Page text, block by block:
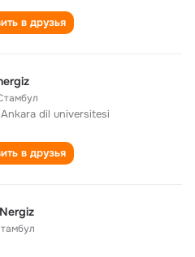
в друзья
Ankara dil universitesi
в друзья